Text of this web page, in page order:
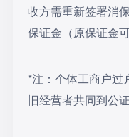
收方需重新签署消
保证金（原保证金
*注：个体工商户过
旧经营者共同到公